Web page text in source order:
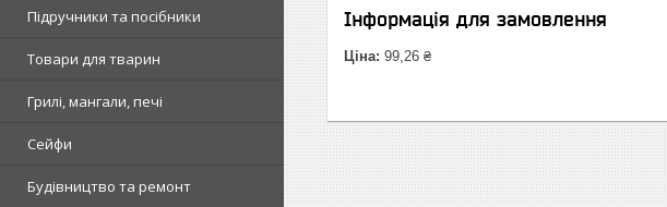
Підручники та посібники
Товари для тварин
Грилі, мангали, печі
Сейфи
Будівництво та ремонт
Інформація для замовлення
Ціна: 99,26 ₴